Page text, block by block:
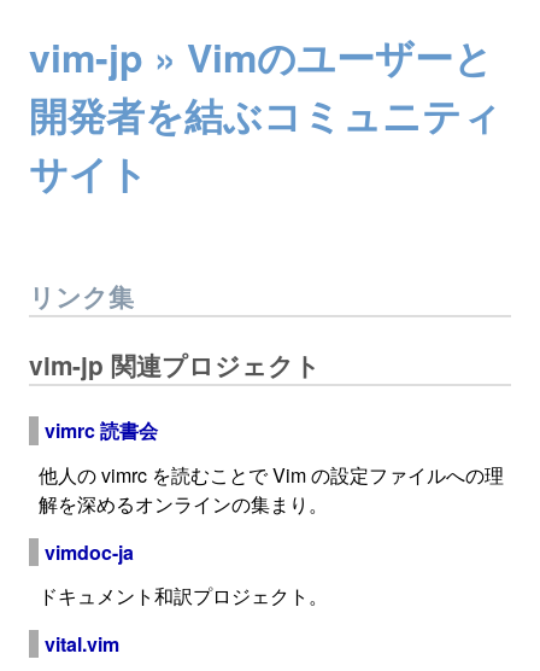
vim-jp » Vimのユーザーと
開発者を結ぶコミュニティ
サイト
リンク集
vim-jp 関連プロジェクト
vimrc 読書会
他人の vimrc を読むことで Vim の設定ファイルへの理
解を深めるオンラインの集まり。
vimdoc-ja
ドキュメント和訳プロジェクト。
vital.vim